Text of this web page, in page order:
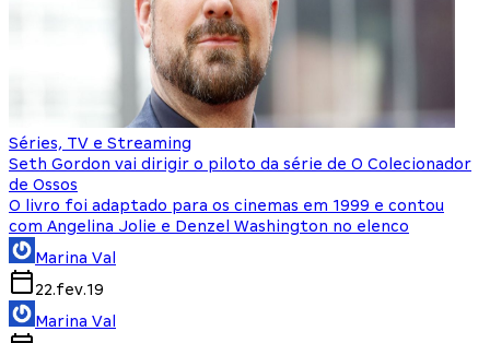
Séries, TV e Streaming
Seth Gordon vai dirigir o piloto da série de O Colecionador
de Ossos
O livro foi adaptado para os cinemas em 1999 e contou
com Angelina Jolie e Denzel Washington no elenco
Marina Val
22.fev.19
Marina Val